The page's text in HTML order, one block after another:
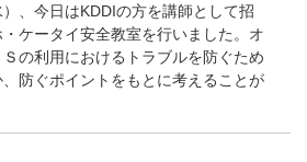
、今日はKDDIの方を講師として招
ケータイ安全教室を行いました。オ
の利用におけるトラブルを防ぐため
防ぐポイントをもとに考えることが